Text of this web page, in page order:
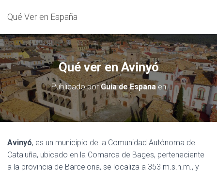
Qué Ver en España
Qué ver en Avinyó
Publicado porGuia de Espanaen
Avinyó, es un municipio de la Comunidad Autónoma de
Cataluña, ubicado en la Comarca de Bages, perteneciente
a la provincia de Barcelona, se localiza a 353 m.s.n.m., y